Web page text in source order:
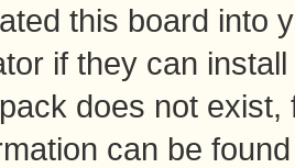
this board into
if they can
does not
can be